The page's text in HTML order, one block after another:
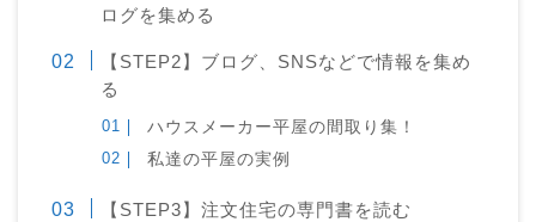
ログを集める
【STEP2】ブログ、SNSなどで情報を集め
る
ハウスメーカー平屋の間取り集！
私達の平屋の実例
【STEP3】注文住宅の専門書を読む